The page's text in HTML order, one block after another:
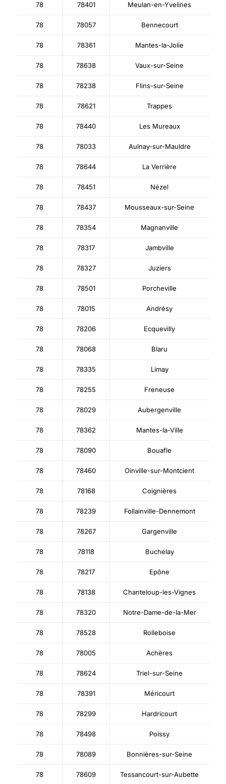
78 78401 Meulan-en-Yvelines
78 78057 Bennecourt
78 78361 Mantes-la-Jolie
78 78638 Vaux-sur-Seine
78 78238 Flins-sur-Seine
78 78621 Trappes
78 78440 Les Mureaux
78 78033 Aulnay-sur-Mauldre
78 78644 La Verrière
78 78451 Nézel
78 78437 Mousseaux-sur-Seine
78 78354 Magnanville
78 78317 Jambville
78 78327 Juziers
78 78501 Porcheville
78 78015 Andrésy
78 78206 Ecquevilly
78 78068 Blaru
78 78335 Limay
78 78255 Freneuse
78 78029 Aubergenville
78 78362 Mantes-la-Ville
78 78090 Bouafle
78 78460 Oinville-sur-Montcient
78 78168 Coignières
78 78239 Follainville-Dennemont
78 78267 Gargenville
78 78118 Buchelay
78 78217 Epône
78 78138 Chanteloup-les-Vignes
78 78320 Notre-Dame-de-la-Mer
78 78528 Rolleboise
78 78005 Achères
78 78624 Triel-sur-Seine
78 78391 Méricourt
78 78299 Hardricourt
78 78498 Poissy
78 78089 Bonnières-sur-Seine
78 78609 Tessancourt-sur-Aubette